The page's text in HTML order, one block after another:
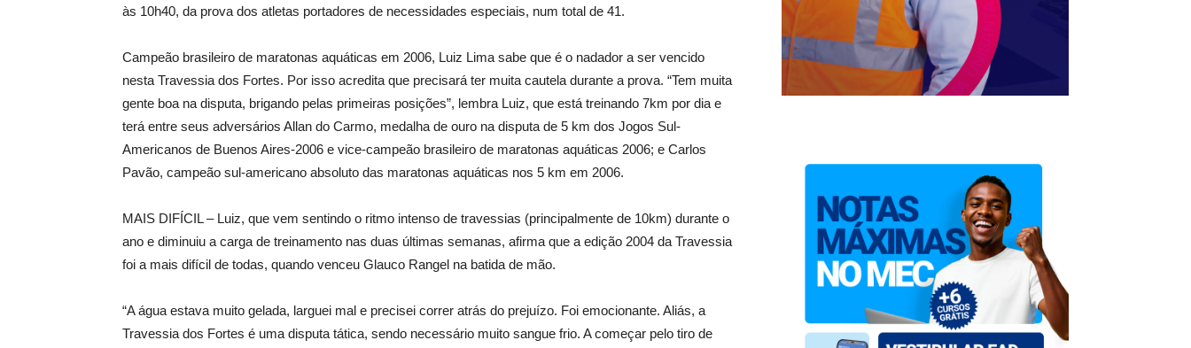
às 10h40, da prova dos atletas portadores de necessidades especiais, num total de 41.
Campeão brasileiro de maratonas aquáticas em 2006, Luiz Lima sabe que é o nadador a ser vencido
nesta Travessia dos Fortes. Por isso acredita que precisará ter muita cautela durante a prova. “Tem muita
gente boa na disputa, brigando pelas primeiras posições”, lembra Luiz, que está treinando 7km por dia e
terá entre seus adversários Allan do Carmo, medalha de ouro na disputa de 5 km dos Jogos Sul-
Americanos de Buenos Aires-2006 e vice-campeão brasileiro de maratonas aquáticas 2006; e Carlos
Pavão, campeão sul-americano absoluto das maratonas aquáticas nos 5 km em 2006.
MAIS DIFÍCIL – Luiz, que vem sentindo o ritmo intenso de travessias (principalmente de 10km) durante o
ano e diminuiu a carga de treinamento nas duas últimas semanas, afirma que a edição 2004 da Travessia
foi a mais difícil de todas, quando venceu Glauco Rangel na batida de mão.
“A água estava muito gelada, larguei mal e precisei correr atrás do prejuízo. Foi emocionante. Aliás, a
Travessia dos Fortes é uma disputa tática, sendo necessário muito sangue frio. A começar pelo tiro de